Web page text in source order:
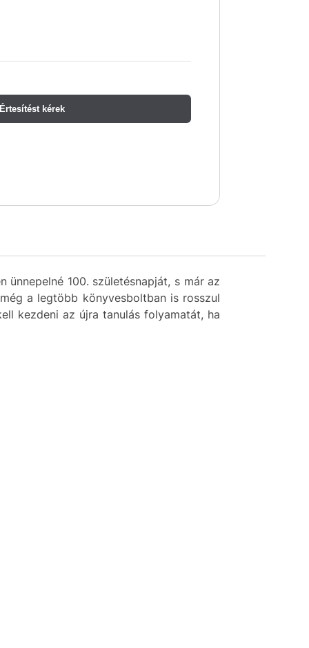
kérek
100. születésnapját, s már az
a legtöbb könyvesboltban is rosszul
kezdeni az újra tanulás folyamatát, ha